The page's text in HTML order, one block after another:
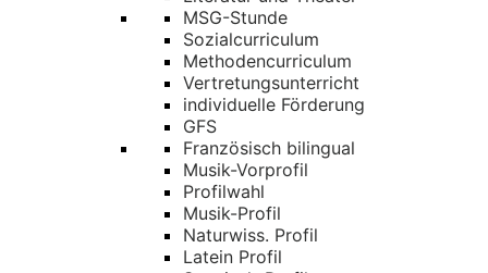
MSG-Stunde
Sozialcurriculum
Methodencurriculum
Vertretungsunterricht
individuelle Förderung
GFS
Französisch bilingual
Musik-Vorprofil
Profilwahl
Musik-Profil
Naturwiss. Profil
Latein Profil